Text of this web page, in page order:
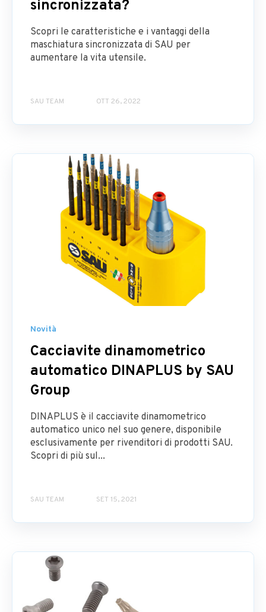
sincronizzata?
Scopri le caratteristiche e i vantaggi della
maschiatura sincronizzata di SAU per
aumentare la vita utensile.
SAU TEAM OTT 26, 2022
Novità
Cacciavite dinamometrico
automatico DINAPLUS by SAU
Group
DINAPLUS è il cacciavite dinamometrico
automatico unico nel suo genere, disponibile
esclusivamente per rivenditori di prodotti SAU.
Scopri di più sul...
SAU TEAM SET 15, 2021